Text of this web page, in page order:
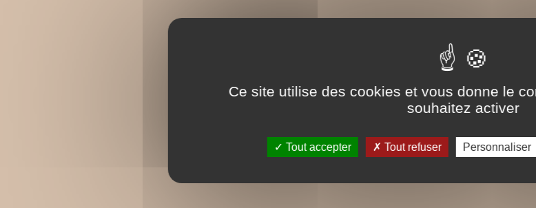
Ce site utilise des cookies et vous donne le
souhaitez activer
Tout accepter Tout refuser Personnaliser